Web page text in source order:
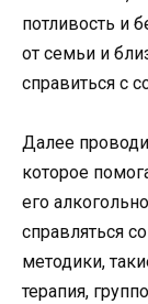
потливость и
от семьи и
справиться с
Далее
которое
его
справляться
методики,
терапия,